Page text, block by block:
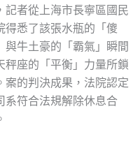
記者從上海市長寧區國民
得悉了該張水瓶的「傻
與牛土豪的「霸氣」瞬間
秤座的「平衡」力量所鎖
案的判決成果，法院認定
系符合法規解除休息合